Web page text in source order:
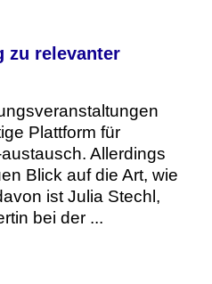
zu relevanter
Plattform für
Allerdings
Blick auf die Art, wie
ist Julia Stechl,
bei der ...